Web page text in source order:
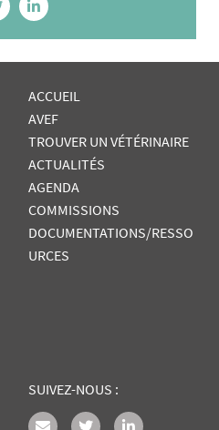
ACCUEIL
AVEF
TROUVER UN VÉTÉRINAIRE
ACTUALITÉS
AGENDA
COMMISSIONS
DOCUMENTATIONS/RESSO
URCES
SUIVEZ-NOUS :